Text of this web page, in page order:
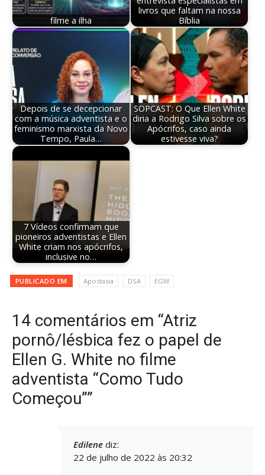
filme a ilha
livros que faltam na nossa
Bíblia
Depois de se decepcionar
com a música adventista e o
feminismo marxista da Novo
Tempo, Paula…
SOPCAST: O Que Ellen White
diria a Rodrigo Silva sobre os
Apócrifos, caso ainda
estivesse viva?
7 Vídeos confirmam que
pioneiros adventistas e Ellen
White criam nos apócrifos,
inclusive no…
PUBLICADO EM Apostasia DSA EGW
14 comentários em “Atriz
pornô/lésbica fez o papel de
Ellen G. White no filme
adventista “Como Tudo
Começou””
Edilene diz:
22 de julho de 2022 às 20:32